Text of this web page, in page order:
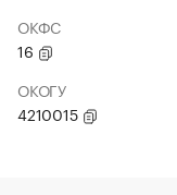
ОКФС
16
ОКОГУ
4210015